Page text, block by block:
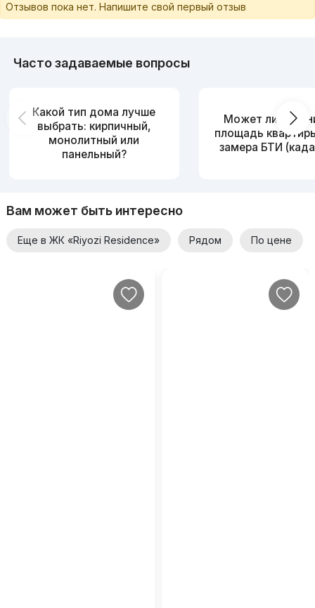
Отзывов пока нет. Напишите свой первый отзыв
Часто задаваемые вопросы
Какой тип дома лучше
выбрать: кирпичный,
монолитный или
панельный?
Может ли
площадь
замера БТИ
Вам может быть интересно
Еще в ЖК «Riyozi Residence» Рядом По цене